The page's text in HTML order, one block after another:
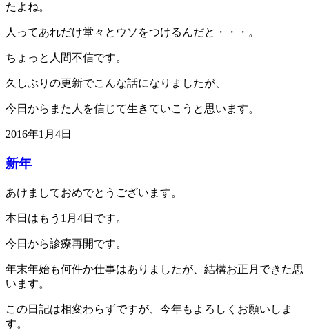
たよね。
人ってあれだけ堂々とウソをつけるんだと・・・。
ちょっと人間不信です。
久しぶりの更新でこんな話になりましたが、
今日からまた人を信じて生きていこうと思います。
2016年1月4日
新年
あけましておめでとうございます。
本日はもう1月4日です。
今日から診療再開です。
年末年始も何件か仕事はありましたが、結構お正月できた思
います。
この日記は相変わらずですが、今年もよろしくお願いしま
す。